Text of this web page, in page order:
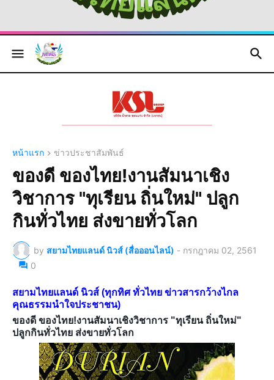
หน้าแรก ข่าวประชาสัมพันธ์
ของดี ของไทย!งานสัมนาเชิง
วิชาการ "ทุเรียน ถิ่นใหม่" ปลูก
กินทั่วไทย ส่งขายทั่วโลก
by สยามไทยแลนด์ นิวส์ (สื่อออนไลน์) - กรกฎาคม 02, 2561
0
สยามไทยแลนด์ นิวส์ (ทุกทิศ ทั่วไทย ข่าวสารกว้างไกล
คุณธรรมนำใจประชาชน)
ของดี ของไทย!งานสัมนาเชิงวิชาการ "ทุเรียน ถิ่นใหม่"
ปลูกกินทั่วไทย ส่งขายทั่วโลก